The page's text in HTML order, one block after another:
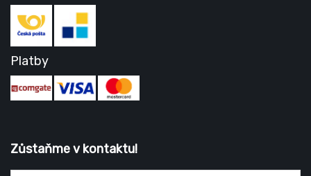
Platby
Zůstaňme v kontaktu!